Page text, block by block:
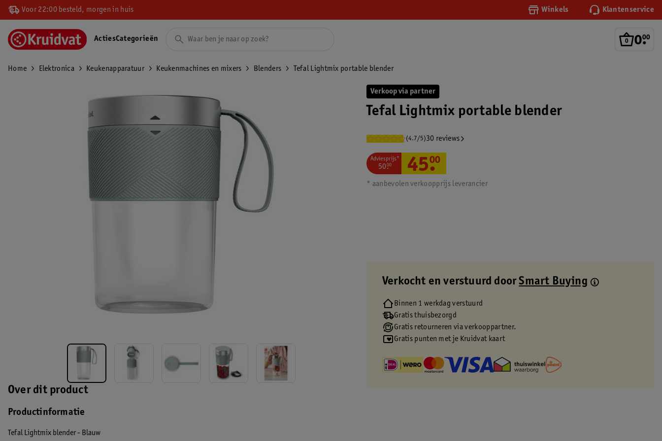
Voor 22:00 besteld, morgen in huis Winkels Klantenservice
0.
00
ActiesCategorieën
Home Elektronica Keukenapparatuur Keukenmachines en mixers Blenders Tefal Lightmix portable blender
Over dit product
Productinformatie
Tefal Lightmix blender - Blauw
Verkoop via partner
Tefal Lightmix portable blender
(4.7/5)30 reviews
Adviesprijs*
50.
00 45.
00
* aanbevolen verkoopprijs leverancier
Verkocht en verstuurd doorSmart Buying
Binnen 1 werkdag verstuurd
Gratis thuisbezorgd
Gratis retourneren via verkooppartner.
Gratis punten met je Kruidvat kaart